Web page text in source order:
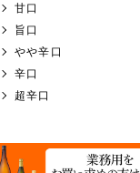
甘口
旨口
やや辛口
辛口
超辛口